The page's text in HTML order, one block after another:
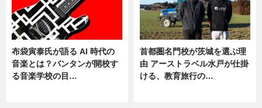
布袋寅泰氏が語る AI 時代の
音楽とは？バンタンが開校す
る音楽学校の目…
首都圏名門校が茨城を選ぶ理
由 アーストラベル水戸が仕掛
ける、教育旅行の…